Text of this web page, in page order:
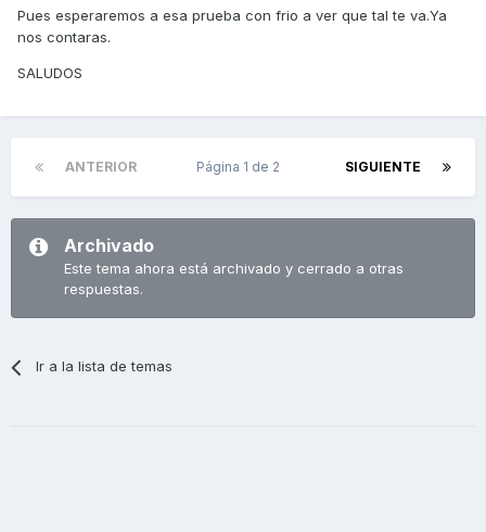
Pues esperaremos a esa prueba con frio a ver que tal te va.Ya
nos contaras.
SALUDOS
ANTERIOR SIGUIENTE
Página 1 de 2
Archivado
Este tema ahora está archivado y cerrado a otras
respuestas.
Ir a la lista de temas